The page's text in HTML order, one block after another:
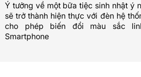
Ý tưởng về một bữa tiệc sinh nhật ý
sẽ trở thành hiện thực với đèn hệ
cho phép biến đổi màu sắc
Smartphone